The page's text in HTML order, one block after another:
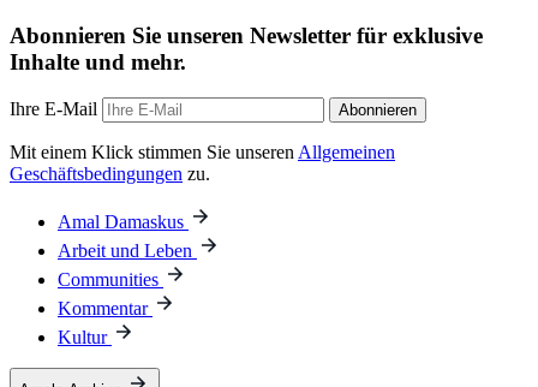
Abonnieren Sie unseren Newsletter für exklusive
Inhalte und mehr.
Ihre E-Mail Abonnieren
Mit einem Klick stimmen Sie unseren Allgemeinen
Geschäftsbedingungen zu.
Amal Damaskus
Arbeit und Leben
Communities
Kommentar
Kultur